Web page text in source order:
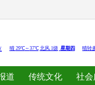
道 传统文化
社会